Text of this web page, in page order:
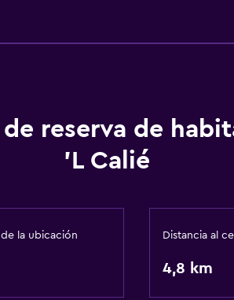
reserva de
'L Calié
la ubicación Distancia al
4,8 km